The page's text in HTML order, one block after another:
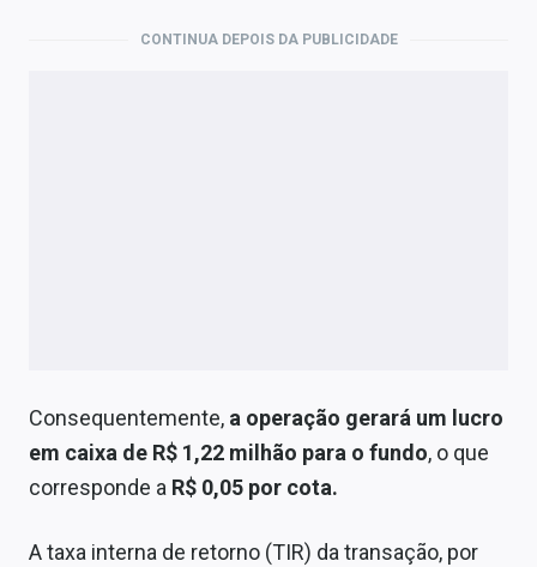
CONTINUA DEPOIS DA PUBLICIDADE
Consequentemente, a operação gerará um lucro
em caixa de R$ 1,22 milhão para o fundo, o que
corresponde a R$ 0,05 por cota.
A taxa interna de retorno (TIR) da transação, por